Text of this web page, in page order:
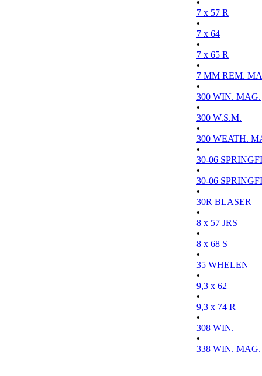
•
7 x 57 R
•
7 x 64
•
7 x 65 R
•
7 MM REM.
•
300 WIN. MAG.
•
300 W.S.M.
•
300 WEATH.
•
30-06
•
30-06
•
30R BLASER
•
8 x 57 JRS
•
8 x 68 S
•
35 WHELEN
•
9,3 x 62
•
9,3 x 74 R
•
308 WIN.
•
338 WIN. MAG.